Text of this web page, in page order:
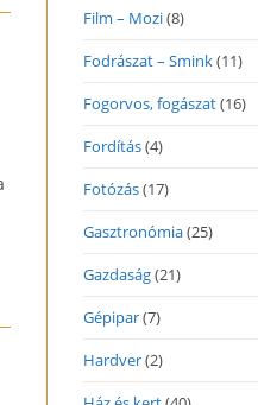
Film – Mozi(8)
Fodrászat – Smink(11)
Fogorvos, fogászat(16)
Fordítás(4)
Fotózás(17)
Gasztronómia(25)
Gazdaság(21)
Gépipar(7)
Hardver(2)